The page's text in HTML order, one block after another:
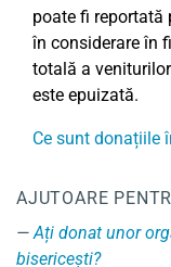
poate fi reportată
în considerare în
totală a
este epuizată.
Ce sunt donațiile
AJUTOARE
Ați donat unor
bisericești?